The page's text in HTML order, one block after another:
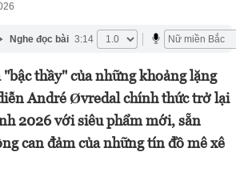
Nghe đọc bài 3:14
thầy" của những khoảng lặng
André Øvredal chính thức trở lại
2026 với siêu phẩm mới, sẵn
can đảm của những tín đồ mê xê